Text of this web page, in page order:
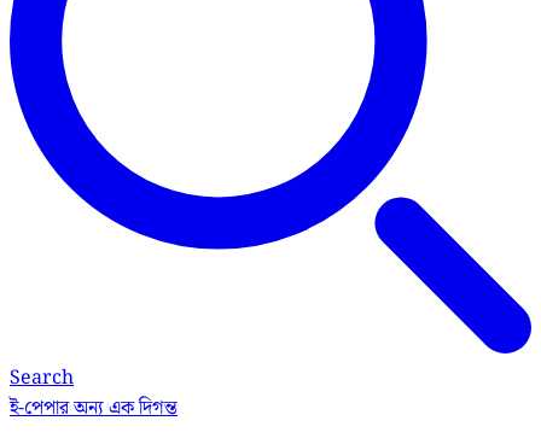
Search
ই-পেপারঅন্য এক দিগন্ত